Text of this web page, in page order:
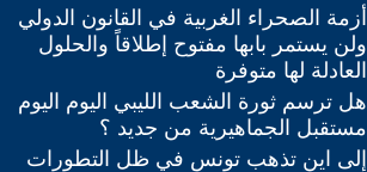
أزمة الصحراء الغربية في القانون الدولي
ولن يستمر بابها مفتوح إطلاقاً والحلول
العادلة لها متوفرة
هل ترسم ثورة الشعب الليبي اليوم اليوم
مستقبل الجماهيرية من جديد ؟
إلى اين تذهب تونس في ظل التطورات